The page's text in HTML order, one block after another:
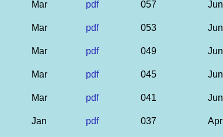
Mar pdf 057 Jun
Mar pdf 053 Jun
Mar pdf 049 Jun
Mar pdf 045 Jun
Mar pdf 041 Jun
Jan pdf 037 Apr